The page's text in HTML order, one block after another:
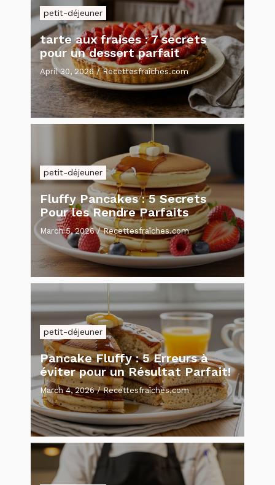
petit-déjeuner
tarte aux fraises : 7 secrets
pour un dessert parfait
April 30, 2026/Recettesfraîches.com
petit-déjeuner
Fluffy Pancakes : 5 Secrets
Pour les Rendre Parfaits
March 5, 2026/Recettesfraîches.com
petit-déjeuner
Pancake Fluffy : 5 Erreurs à
éviter pour un Résultat Parfait!
March 4, 2026/Recettesfraîches.com